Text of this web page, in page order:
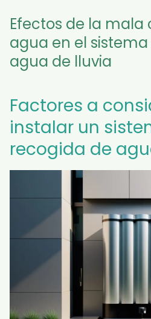
Efectos de la mala
agua en el
agua de lluvia
Factores a
instalar un
recogida de